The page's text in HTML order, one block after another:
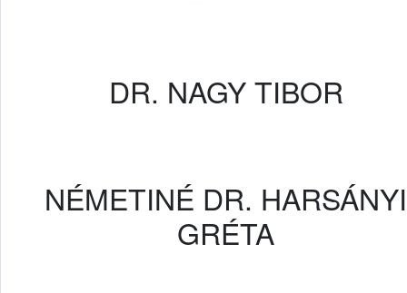
DR. NAGY TIBOR
NÉMETINÉ DR. HARSÁNYI
GRÉTA